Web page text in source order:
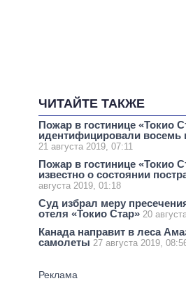
ЧИТАЙТЕ ТАКЖЕ
Пожар в гостинице «Токио
идентифицировали восемь
21 августа 2019, 07:11
Пожар в гостинице «Токио
известно о состоянии
августа 2019, 01:18
Суд избрал меру
отеля «Токио Стар» 20
Канада направит в леса
самолеты 27 августа 2019,